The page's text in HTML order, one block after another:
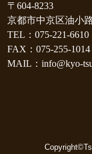
〒604-8233
京都市中京区油小
TEL：075-221-6610
FAX：075-255-1014
MAIL：info@kyo-